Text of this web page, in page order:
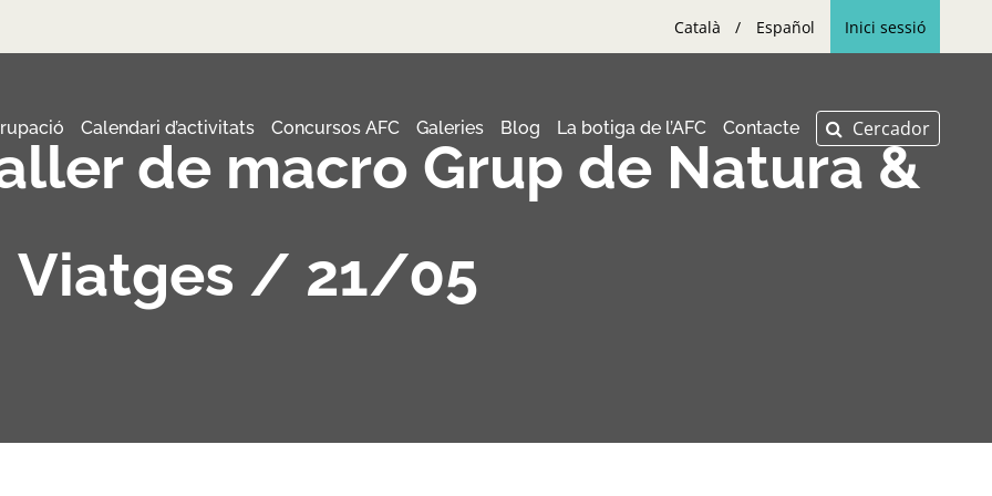
Català Español Inici sessió
Calendari d’activitats Concursos AFC Galeries Blog La botiga de l’AFC Contacte
de macro Grup de Natura &
Viatges / 21/05